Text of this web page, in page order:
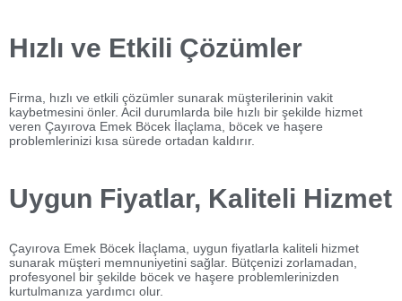
Hızlı ve Etkili Çözümler
Firma, hızlı ve etkili çözümler sunarak müşterilerinin vakit
kaybetmesini önler. Acil durumlarda bile hızlı bir şekilde hizmet
veren Çayırova Emek Böcek İlaçlama, böcek ve haşere
problemlerinizi kısa sürede ortadan kaldırır.
Uygun Fiyatlar, Kaliteli Hizmet
Çayırova Emek Böcek İlaçlama, uygun fiyatlarla kaliteli hizmet
sunarak müşteri memnuniyetini sağlar. Bütçenizi zorlamadan,
profesyonel bir şekilde böcek ve haşere problemlerinizden
kurtulmanıza yardımcı olur.